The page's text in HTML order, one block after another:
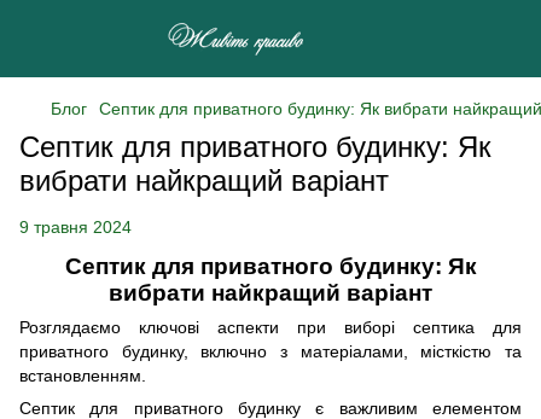
Блог Септик для приватного будинку: Як вибрати найкращий
Септик для приватного будинку: Як
вибрати найкращий варіант
9 травня 2024
Септик для приватного будинку: Як
вибрати найкращий варіант
Розглядаємо ключові аспекти при виборі септика для
приватного будинку, включно з матеріалами, місткістю та
встановленням.
Септик для приватного будинку є важливим елементом